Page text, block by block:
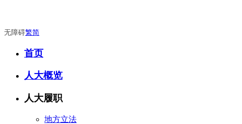
无障碍繁简
首页
人大概览
人大履职
地方立法